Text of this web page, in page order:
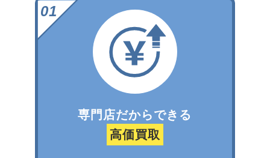
専門店だからできる
高価買取